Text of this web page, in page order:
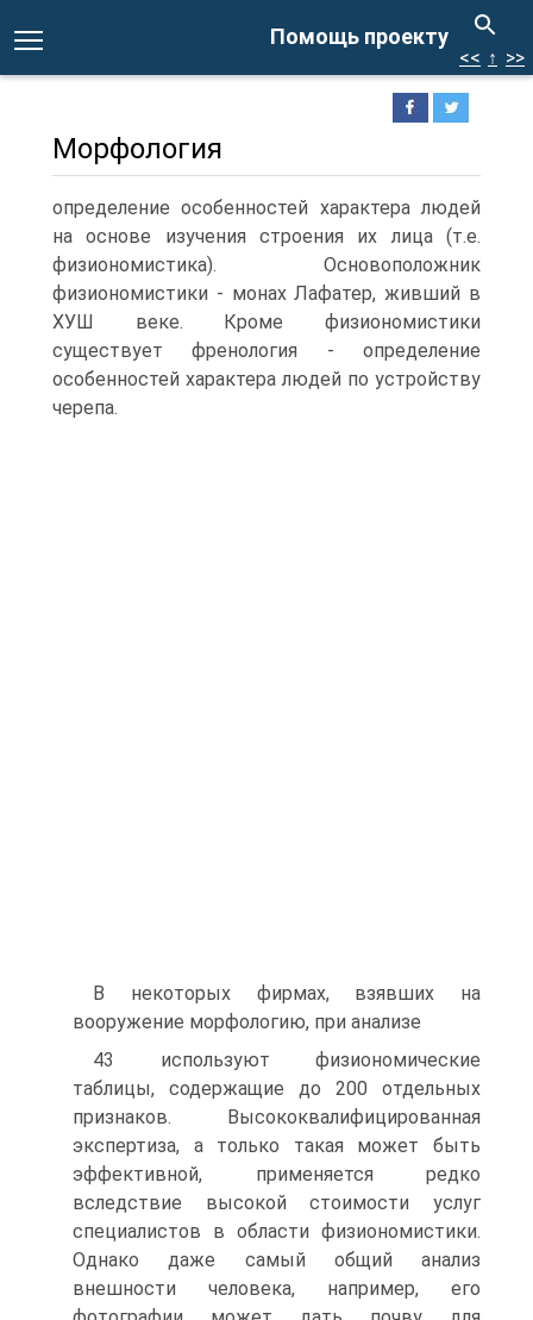
Помощь проекту
<< ↑ >>
Морфология
определение особенностей характера людей
на основе изучения строения их лица (т.е.
физиономистика). Основоположник
физиономистики - монах Лафатер, живший в
ХУШ веке. Кроме физиономистики
существует френология - определение
особенностей характера людей по устройству
черепа.
В некоторых фирмах, взявших на
вооружение морфологию, при анализе
43 используют физиономические
таблицы, содержащие до 200 отдельных
признаков. Высококвалифицированная
экспертиза, а только такая может быть
эффективной, применяется редко
вследствие высокой стоимости услуг
специалистов в области физиономистики.
Однако даже самый общий анализ
внешности человека, например, его